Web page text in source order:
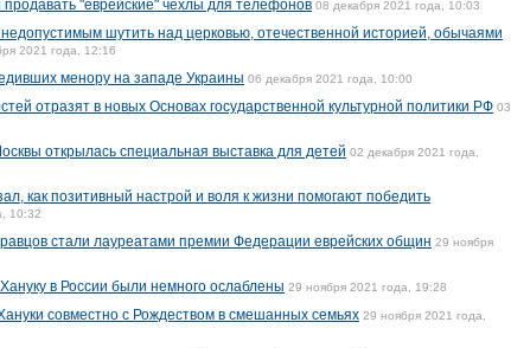
продавать "еврейские" чехлы для телефонов 08 декабря 2021 года, 10:03
шутить над церковью, отечественной историей, обычаями
2021 года, 12:16
менору на западе Украины 06 декабря 2021 года, 10:00
отразят в новых Основах государственной культурной политики РФ 03
открылась специальная выставка для детей 02 декабря 2021 года,
как позитивный настрой и воля к жизни помогают победить
10:32
стали лауреатами премии Федерации еврейских общин 29 ноября
в России были немного ослаблены 29 ноября 2021 года, 19:28
совместно с Рождеством в смешанных семьях 29 ноября 2021 года,